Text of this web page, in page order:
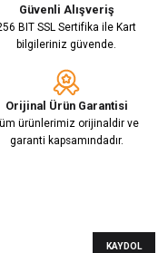
Güvenli Alışveriş
BIT SSL Sertifika ile Kart
bilgileriniz güvende.
Orijinal Ürün Garantisi
ürünlerimiz orijinaldir ve
garanti kapsamındadır.
KAYDOL